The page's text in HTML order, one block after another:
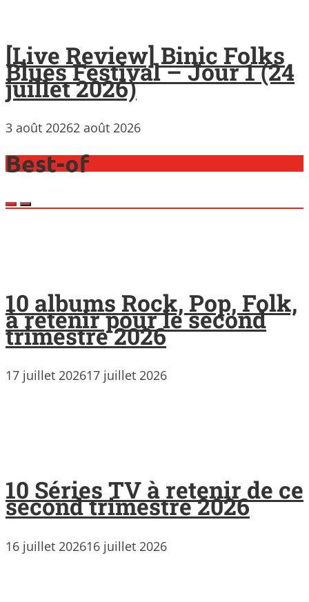
[Live Review] Binic Folks
Blues Festival – Jour 1 (24
juillet 2026)
3 août 20262 août 2026
Best-of
10 albums Rock, Pop, Folk,
à retenir pour le second
trimestre 2026
17 juillet 202617 juillet 2026
10 Séries TV à retenir de ce
second trimestre 2026
16 juillet 202616 juillet 2026